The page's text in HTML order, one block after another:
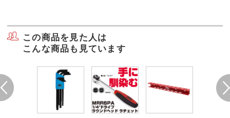
この商品を見た人は
こんな商品も見ています